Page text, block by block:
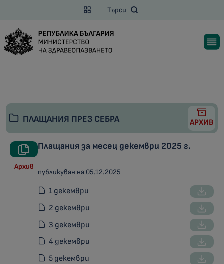
Търси
ПЛАЩАНИЯ ПРЕЗ СЕБРА АРХИВ
Архив
Плащания за месец декември 2025 г.
публикуван на 05.12.2025
1 декември
2 декември
3 декември
4 декември
5 декември